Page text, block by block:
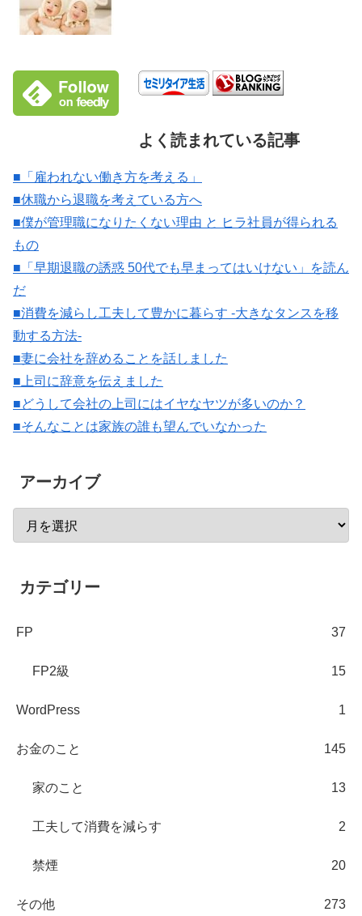
よく読まれている記事
■「雇われない働き方を考える」
■休職から退職を考えている方へ
■僕が管理職になりたくない理由 と ヒラ社員が得られる
もの
■「早期退職の誘惑 50代でも早まってはいけない」を読ん
だ
■消費を減らし工夫して豊かに暮らす -大きなタンスを移
動する方法-
■妻に会社を辞めることを話しました
■上司に辞意を伝えました
■どうして会社の上司にはイヤなヤツが多いのか？
■そんなことは家族の誰も望んでいなかった
アーカイブ
カテゴリー
FP 37
FP2級 15
WordPress 1
お金のこと 145
家のこと 13
工夫して消費を減らす 2
禁煙 20
その他 273